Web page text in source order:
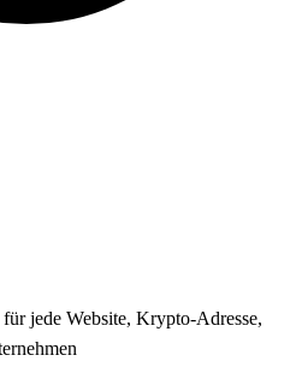
jede Website, Krypto-Adresse,